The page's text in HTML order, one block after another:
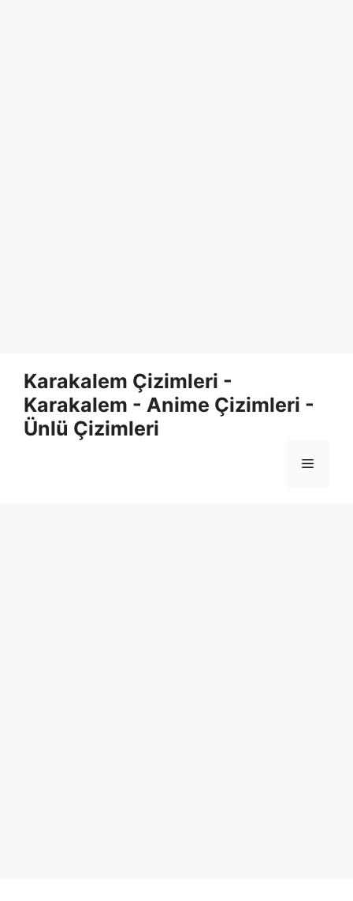
content
Karakalem Çizimleri -
Karakalem - Anime Çizimleri -
Ünlü Çizimleri
Menu